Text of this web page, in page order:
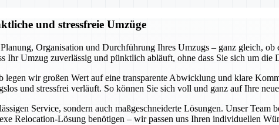
und stressfreie Umzüge
Organisation und Durchführung Ihres Umzugs – ganz gleich,
Umzug zuverlässig und pünktlich abläuft, ohne dass Sie sich um die
wir großen Wert auf eine transparente Abwicklung und klare
und stressfrei verläuft. So können Sie sich voll und ganz auf Ihre
Service, sondern auch maßgeschneiderte Lösungen. Unser Team
Relocation-Lösung benötigen – wir passen uns Ihren individuellen